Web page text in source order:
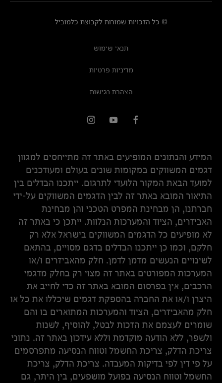
© כל הזכויות שמורות לקבוצת כלמוביל
תנאי שימוש
מדיניות פרטיות
הצהרת נגישות
המידע והנתונים המופיעים באתר זה מתייחסים למגוון
דגמים המשווקים במקומות שונים בעולם ומעודכנים
למועד הבאת המקור הלועדי לתרגום. ייתכנו הבדלים בין
התיאור המובא באתר זה לבין הדגמים המשווקים על-ידי
חברתנו, הן מבחינת המפרט הטכני והן מבחינת
האביזרים, הציוד והמערכות הנלוות. ייתכן כי באתר זה
לא מופיעים כל הדגמים המשווקים בישראל אלא רק
חלקם, וכמו כן ייתכנו הבדלים בדגם מסויים, בהתאם
לשינויים הנעשים מדמן לדמן. חלק מהאביזרים ו/או
המערכות המפורטים באתר זה מצוי רק בחלק מדגמי
הרכבים, אין בפרסום המובא באתר זה כדי לחייב את
היצרן ו/או את החברה בהספקת דגמים שיכללו את כל או
חלק מהאביזרים, הציוד והמערכות המתוארים בו והם
שומרים לעצמם את הזכות לבטל, להוסיף, לשנות
ולשפר, ללא הודעה מוקדמת וללא עידכון באתר זה. נתוני
צריכת הדלק, צריכת החשמל וטווח הנסיעה מתפרסמים
על פי דין לפי בדיקות המעבדה. צריכת הדלק, צריכת
החשמל וטווח הנסיעה בפועל מושפעים, בין היתר, גם